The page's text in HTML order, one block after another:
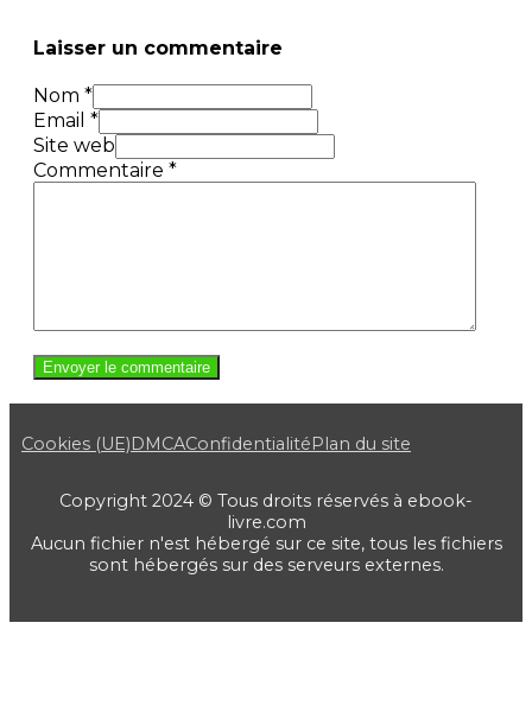
Laisser un commentaire
Nom *
Email *
Site web
Commentaire *
Cookies (UE)DMCAConfidentialitéPlan du site
Copyright 2024 © Tous droits réservés à ebook-
livre.com
Aucun fichier n'est hébergé sur ce site, tous les fichiers
sont hébergés sur des serveurs externes.